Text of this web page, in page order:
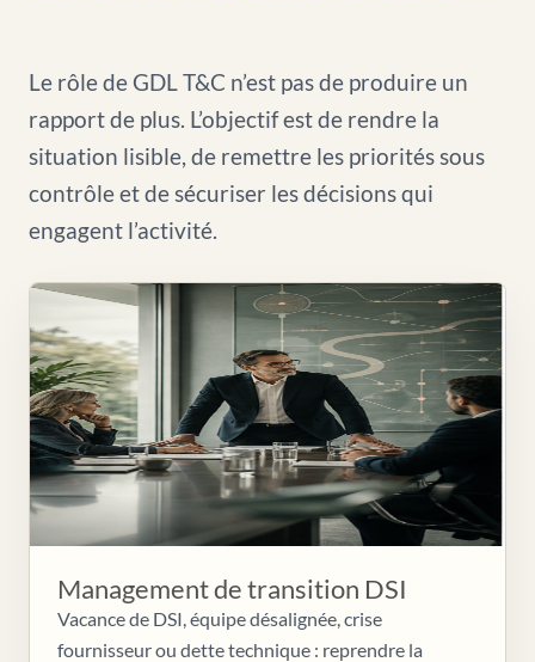
Le rôle de GDL T&C n’est pas de produire un
rapport de plus. L’objectif est de rendre la
situation lisible, de remettre les priorités sous
contrôle et de sécuriser les décisions qui
engagent l’activité.
Management de transition DSI
Vacance de DSI, équipe désalignée, crise
fournisseur ou dette technique : reprendre la